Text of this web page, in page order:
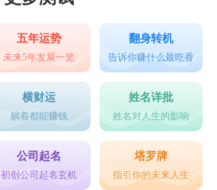
五年运势
未来5年发展一览
翻身转机
告诉你赚什么最吃香
横财运
躺着都能赚钱
姓名详批
姓名对人生的影响
公司起名
初创公司起名玄机
塔罗牌
指引你的未来人生